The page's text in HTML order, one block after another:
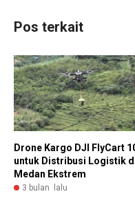
Pos terkait
Drone Kargo DJI FlyCart
untuk Distribusi Logistik
Medan Ekstrem
3 bulan lalu